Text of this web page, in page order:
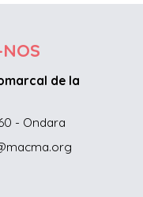
de la
- Ondara